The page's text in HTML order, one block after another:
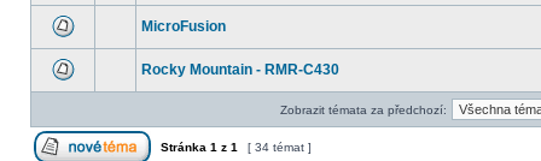
MicroFusion
Rocky Mountain - RMR-C430
Zobrazit témata za předchozí:
Stránka 1 z 1 [ 34 témat ]